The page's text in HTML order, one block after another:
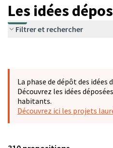
Les idées
Filtrer et rechercher
La phase de dépôt des idées
Découvrez les idées
habitants.
Découvrez ici les projets